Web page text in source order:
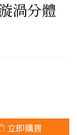
渦分體
立即購買